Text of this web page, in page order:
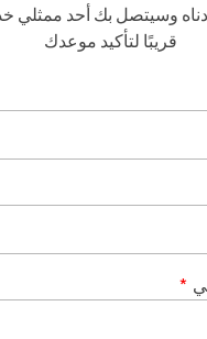
وسيتصل بك أحد ممثلي
قريبًا لتأكيد موعدك
*